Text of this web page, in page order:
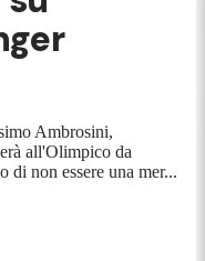
Ambrosini,
all'Olimpico da
di non essere una mer...